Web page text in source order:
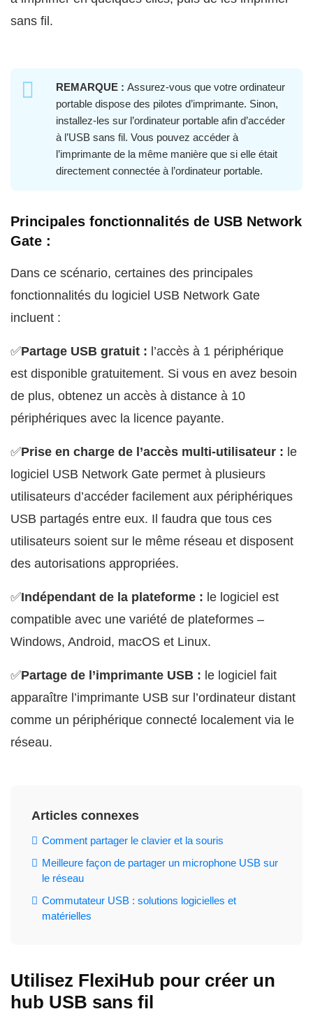
sans fil.
REMARQUE : Assurez-vous que votre ordinateur
portable dispose des pilotes d’imprimante. Sinon,
installez-les sur l’ordinateur portable afin d’accéder
à l’USB sans fil. Vous pouvez accéder à
l’imprimante de la même manière que si elle était
directement connectée à l’ordinateur portable.
Principales fonctionnalités de USB Network
Gate :
Dans ce scénario, certaines des principales
fonctionnalités du logiciel USB Network Gate
incluent :
✅Partage USB gratuit : l’accès à 1 périphérique
est disponible gratuitement. Si vous en avez besoin
de plus, obtenez un accès à distance à 10
périphériques avec la licence payante.
✅Prise en charge de l’accès multi-utilisateur : le
logiciel USB Network Gate permet à plusieurs
utilisateurs d’accéder facilement aux périphériques
USB partagés entre eux. Il faudra que tous ces
utilisateurs soient sur le même réseau et disposent
des autorisations appropriées.
✅Indépendant de la plateforme : le logiciel est
compatible avec une variété de plateformes –
Windows, Android, macOS et Linux.
✅Partage de l’imprimante USB : le logiciel fait
apparaître l’imprimante USB sur l’ordinateur distant
comme un périphérique connecté localement via le
réseau.
Articles connexes
Comment partager le clavier et la souris
Meilleure façon de partager un microphone USB sur
le réseau
Commutateur USB : solutions logicielles et
matérielles
Utilisez FlexiHub pour créer un
hub USB sans fil